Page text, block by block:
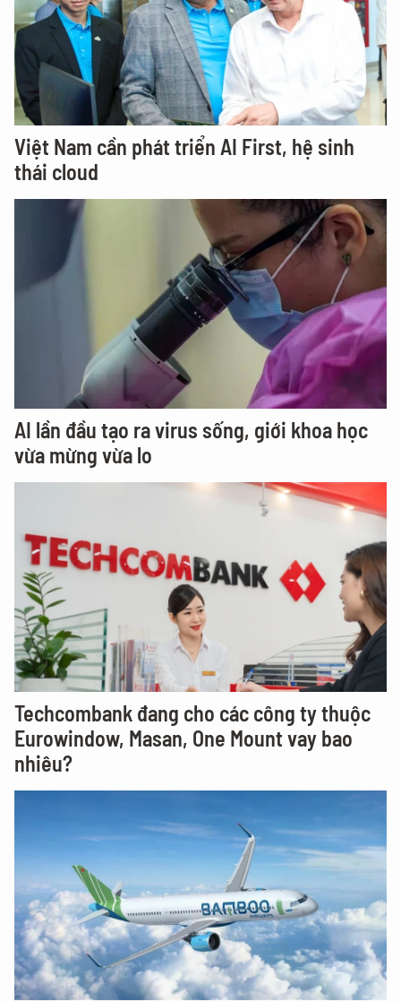
Việt Nam cần phát triển AI First, hệ sinh
thái cloud
AI lần đầu tạo ra virus sống, giới khoa học
vừa mừng vừa lo
Techcombank đang cho các công ty thuộc
Eurowindow, Masan, One Mount vay bao
nhiêu?